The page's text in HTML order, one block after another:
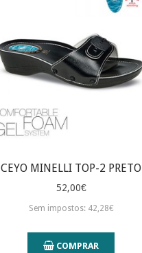
CEYO MINELLI TOP-2 PRETO
52,00€
Sem impostos: 42,28€
COMPRAR